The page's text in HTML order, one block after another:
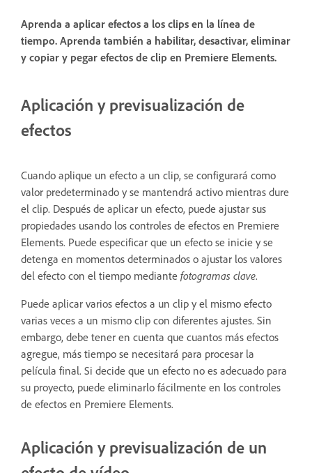
Aprenda a aplicar efectos a los clips en la línea de
tiempo. Aprenda también a habilitar, desactivar, eliminar
y copiar y pegar efectos de clip en Premiere Elements.
Aplicación y previsualización de
efectos
Cuando aplique un efecto a un clip, se configurará como
valor predeterminado y se mantendrá activo mientras dure
el clip. Después de aplicar un efecto, puede ajustar sus
propiedades usando los controles de efectos en Premiere
Elements. Puede especificar que un efecto se inicie y se
detenga en momentos determinados o ajustar los valores
del efecto con el tiempo mediante fotogramas clave.
Puede aplicar varios efectos a un clip y el mismo efecto
varias veces a un mismo clip con diferentes ajustes. Sin
embargo, debe tener en cuenta que cuantos más efectos
agregue, más tiempo se necesitará para procesar la
película final. Si decide que un efecto no es adecuado para
su proyecto, puede eliminarlo fácilmente en los controles
de efectos en Premiere Elements.
Aplicación y previsualización de un